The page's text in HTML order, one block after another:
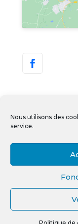
Nous utilisons des
service.
Copyright ©
droits